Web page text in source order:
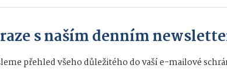
s naším denním
přehled všeho důležitého do vaší e-mailové